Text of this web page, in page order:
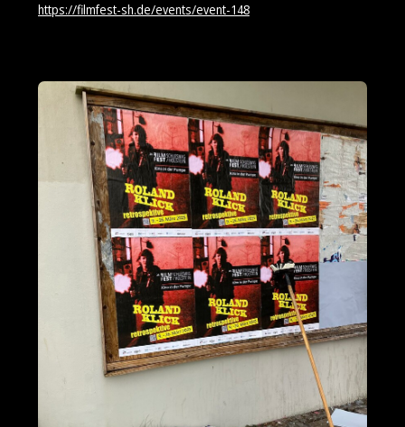
https://filmfest-sh.de/events/event-148